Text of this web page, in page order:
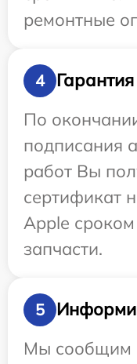
ремонтные
4
Гарантия
По
подписания
работ Вы
сертификат
Apple
запчасти.
5
Мы сообщим